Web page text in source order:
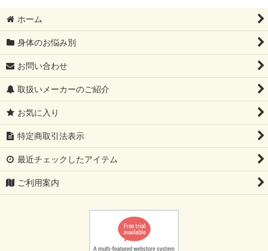
ホーム
身体のお悩み別
お問い合わせ
取扱いメーカーのご紹介
お気に入り
特定商取引法表示
最近チェックしたアイテム
ご利用案内